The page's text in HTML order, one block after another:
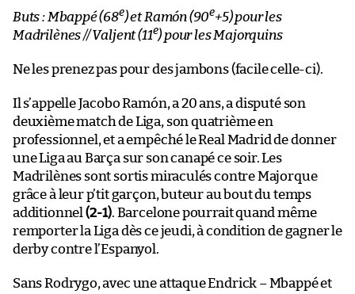
Buts : Mbappé (68e) et Ramón (90e+5) pour les
Madrilènes // Valjent (11e) pour les Majorquins
Ne les prenez pas pour des jambons (facile celle-ci).
Il s’appelle Jacobo Ramón, a 20 ans, a disputé son
deuxième match de Liga, son quatrième en
professionnel, et a empêché le Real Madrid de donner
une Liga au Barça sur son canapé ce soir. Les
Madrilènes sont sortis miraculés contre Majorque
grâce à leur p’tit garçon, buteur au bout du temps
additionnel (2-1). Barcelone pourrait quand même
remporter la Liga dès ce jeudi, à condition de gagner le
derby contre l’Espanyol.
Sans Rodrygo, avec une attaque Endrick – Mbappé et